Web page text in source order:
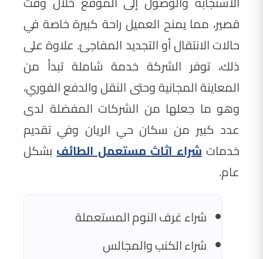
قصير، مما يمنح العميل راحة كبيرة خاصة في
حالات الانتقال أو التجديد المفاجئ. علاوة على
ذلك، توفر الشركة خدمة شاملة تبدأ من
المعاينة المجانية وحتى النقل والدفع الفوري،
وهو ما جعلها من الشركات المفضلة لدى
عدد كبير من سكان حي الريان وفي تقديم
خدماتشراء اثاث مستعمل الطائفبشكل
عام.
شراء غرف النوم المستعملة
شراء الكنب والمجالس